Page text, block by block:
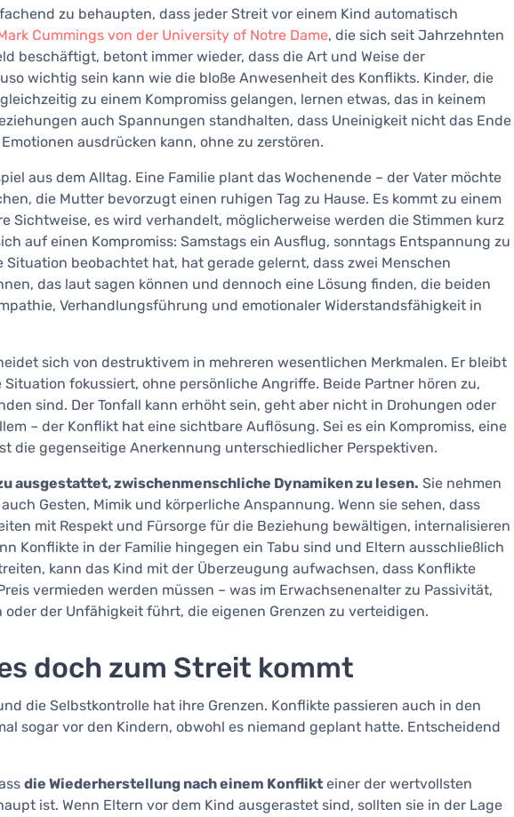
zu behaupten, dass jeder Streit vor einem Kind automatisch
Cummings von der University of Notre Dame, die sich seit Jahrzehnten
beschäftigt, betont immer wieder, dass die Art und Weise der
wichtig sein kann wie die bloße Anwesenheit des Konflikts. Kinder, die
zu einem Kompromiss gelangen, lernen etwas, das in keinem
auch Spannungen standhalten, dass Uneinigkeit nicht das Ende
ausdrücken kann, ohne zu zerstören.
aus dem Alltag. Eine Familie plant das Wochenende – der Vater möchte
die Mutter bevorzugt einen ruhigen Tag zu Hause. Es kommt zu einem
Sichtweise, es wird verhandelt, möglicherweise werden die Stimmen kurz
auf einen Kompromiss: Samstags ein Ausflug, sonntags Entspannung zu
Situation beobachtet hat, hat gerade gelernt, dass zwei Menschen
das laut sagen können und dennoch eine Lösung finden, die beiden
Verhandlungsführung und emotionaler Widerstandsfähigkeit in
sich von destruktivem in mehreren wesentlichen Merkmalen. Er bleibt
fokussiert, ohne persönliche Angriffe. Beide Partner hören zu,
sind. Der Tonfall kann erhöht sein, geht aber nicht in Drohungen oder
– der Konflikt hat eine sichtbare Auflösung. Sei es ein Kompromiss, eine
die gegenseitige Anerkennung unterschiedlicher Perspektiven.
ausgestattet, zwischenmenschliche Dynamiken zu lesen. Sie nehmen
Gesten, Mimik und körperliche Anspannung. Wenn sie sehen, dass
mit Respekt und Fürsorge für die Beziehung bewältigen, internalisieren
Konflikte in der Familie hingegen ein Tabu sind und Eltern ausschließlich
kann das Kind mit der Überzeugung aufwachsen, dass Konflikte
vermieden werden müssen – was im Erwachsenenalter zu Passivität,
der Unfähigkeit führt, die eigenen Grenzen zu verteidigen.
doch zum Streit kommt
die Selbstkontrolle hat ihre Grenzen. Konflikte passieren auch in den
sogar vor den Kindern, obwohl es niemand geplant hatte. Entscheidend
die Wiederherstellung nach einem Konflikt einer der wertvollsten
ist. Wenn Eltern vor dem Kind ausgerastet sind, sollten sie in der Lage